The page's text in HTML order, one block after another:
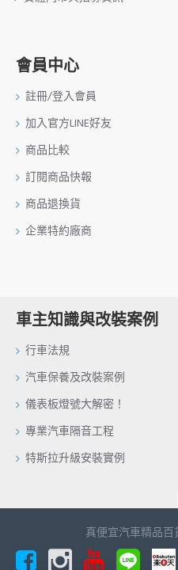
會員中心
註冊/登入會員
加入官方LINE好友
商品比較
訂閱商品快報
商品退換貨
企業特約廠商
車主知識與改裝案例
行車法規
汽車保養及改裝案例
儀表板燈號大解密！
專業汽車隔音工程
特斯拉升級安裝實例
真便宜汽車精品